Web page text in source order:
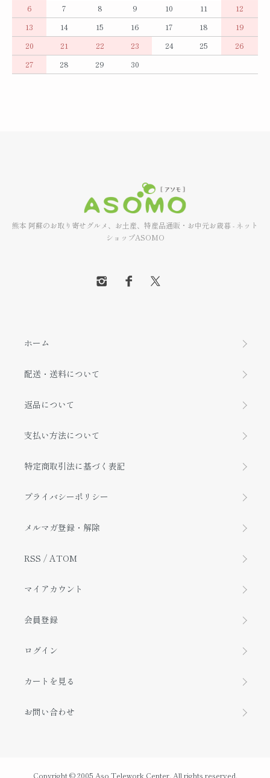
6
7 8 9 10 11
12
13
14 15 16 17 18
19
20
21 22 23 24 25
26
27
28 29 30
熊本 阿蘇のお取り寄せグルメ、お土産、特産品通販・お中元お歳暮 - ネット
ショップASOMO
ホーム
配送・送料について
返品について
支払い方法について
特定商取引法に基づく表記
プライバシーポリシー
メルマガ登録・解除
RSS / ATOM
マイアカウント
会員登録
ログイン
カートを見る
お問い合わせ
Copyright © 2005 Aso Telework Center. All rights reserved.